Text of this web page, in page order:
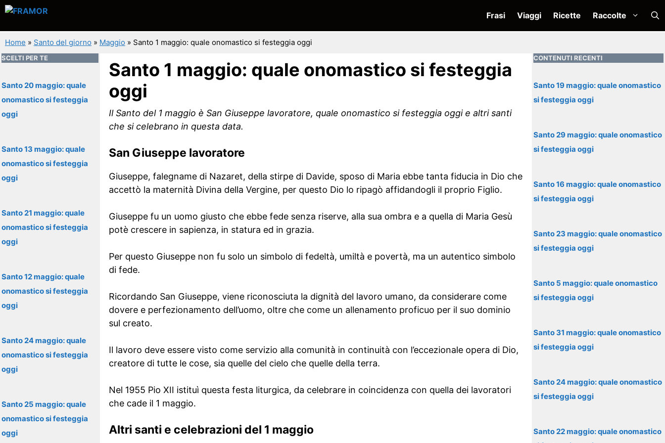
Vai
contenuto
Frasi Viaggi Ricette Raccolte
Home » Santo del giorno » Maggio » Santo 1 maggio: quale onomastico si festeggia oggi
Santo 1 maggio: quale onomastico si festeggia
oggi
Il Santo del 1 maggio è San Giuseppe lavoratore, quale onomastico si festeggia oggi e altri santi
che si celebrano in questa data.
San Giuseppe lavoratore
Giuseppe, falegname di Nazaret, della stirpe di Davide, sposo di Maria ebbe tanta fiducia in Dio che
accettò la maternità Divina della Vergine, per questo Dio lo ripagò affidandogli il proprio Figlio.
Giuseppe fu un uomo giusto che ebbe fede senza riserve, alla sua ombra e a quella di Maria Gesù
potè crescere in sapienza, in statura ed in grazia.
Per questo Giuseppe non fu solo un simbolo di fedeltà, umiltà e povertà, ma un autentico simbolo
di fede.
Ricordando San Giuseppe, viene riconosciuta la dignità del lavoro umano, da considerare come
dovere e perfezionamento dell’uomo, oltre che come un allenamento proficuo per il suo dominio
sul creato.
Il lavoro deve essere visto come servizio alla comunità in continuità con l’eccezionale opera di Dio,
creatore di tutte le cose, sia quelle del cielo che quelle della terra.
Nel 1955 Pio XII istituì questa festa liturgica, da celebrare in coincidenza con quella dei lavoratori
che cade il 1 maggio.
Altri santi e celebrazioni del 1 maggio
SCELTI PER TE
Santo 20 maggio: quale
onomastico si festeggia
oggi
Santo 13 maggio: quale
onomastico si festeggia
oggi
Santo 21 maggio: quale
onomastico si festeggia
oggi
Santo 12 maggio: quale
onomastico si festeggia
oggi
Santo 24 maggio: quale
onomastico si festeggia
oggi
Santo 25 maggio: quale
onomastico si festeggia
oggi
CONTENUTI RECENTI
Santo 19 maggio: quale onomastico
si festeggia oggi
Santo 29 maggio: quale onomastico
si festeggia oggi
Santo 16 maggio: quale onomastico
si festeggia oggi
Santo 23 maggio: quale onomastico
si festeggia oggi
Santo 5 maggio: quale onomastico
si festeggia oggi
Santo 31 maggio: quale onomastico
si festeggia oggi
Santo 24 maggio: quale onomastico
si festeggia oggi
Santo 22 maggio: quale onomastico